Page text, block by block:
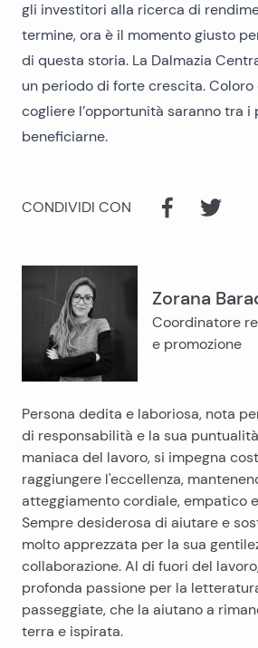
gli investitori alla ricerca di
termine, ora è il momento giusto
di questa storia. La Dalmazia
un periodo di forte crescita. Coloro
cogliere l’opportunità saranno tra i
beneficiarne.
CONDIVIDI CON
Zorana
Coordinatore
e promozione
Persona dedita e laboriosa, nota
di responsabilità e la sua
maniaca del lavoro, si impegna
raggiungere l'eccellenza,
atteggiamento cordiale, empatico
Sempre desiderosa di aiutare e
molto apprezzata per la sua
collaborazione. Al di fuori del
profonda passione per la
passeggiate, che la aiutano a
terra e ispirata.